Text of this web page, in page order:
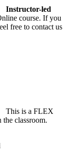
Instructor-led
course. If you
free to contact us
This is a FLEX
classroom.